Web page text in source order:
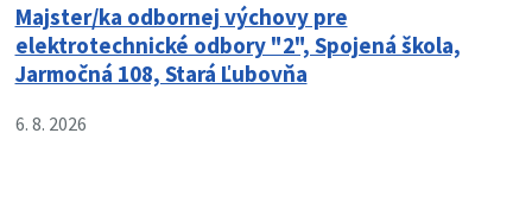
Majster/ka odbornej výchovy pre
elektrotechnické odbory "2", Spojená škola,
Jarmočná 108, Stará Ľubovňa
6. 8. 2026